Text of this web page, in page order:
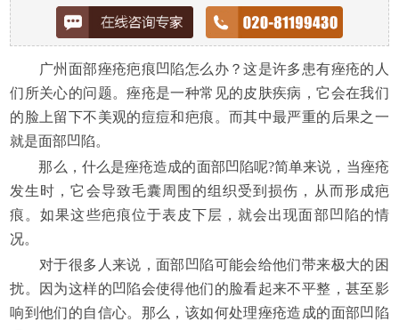
广州面部痤疮疤痕凹陷怎么办？这是许多患有痤疮的人
们所关心的问题。痤疮是一种常见的皮肤疾病，它会在我们
的脸上留下不美观的痘痘和疤痕。而其中最严重的后果之一
就是面部凹陷。
那么，什么是痤疮造成的面部凹陷呢?简单来说，当痤疮
发生时，它会导致毛囊周围的组织受到损伤，从而形成疤
痕。如果这些疤痕位于表皮下层，就会出现面部凹陷的情
况。
对于很多人来说，面部凹陷可能会给他们带来极大的困
扰。因为这样的凹陷会使得他们的脸看起来不平整，甚至影
响到他们的自信心。那么，该如何处理痤疮造成的面部凹陷